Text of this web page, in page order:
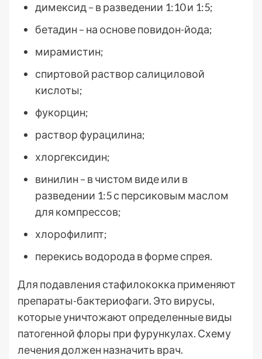
димексид – в разведении 1:10 и 1:5;
бетадин – на основе повидон-йода;
мирамистин;
спиртовой раствор салициловой
кислоты;
фукорцин;
раствор фурацилина;
хлоргексидин;
винилин – в чистом виде или в
разведении 1:5 с персиковым маслом
для компрессов;
хлорофилипт;
перекись водорода в форме спрея.
Для подавления стафилококка применяют
препараты-бактериофаги. Это вирусы,
которые уничтожают определенные виды
патогенной флоры при фурункулах. Схему
лечения должен назначить врач.